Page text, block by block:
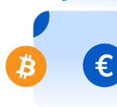
Achetez des
Aller à la